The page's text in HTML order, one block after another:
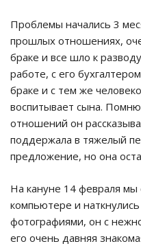
Проблемы начались 3
прошлых отношениях,
браке и все шло к
работе, с его
браке и с тем же
воспитывает сына.
отношений он
поддержала в тяжелый
предложение, но она
На кануне 14 февраля мы
компьютере и
фотографиями, он с
его очень давняя